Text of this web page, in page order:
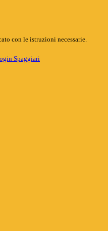
con le istruzioni necessarie.
Spaggiari